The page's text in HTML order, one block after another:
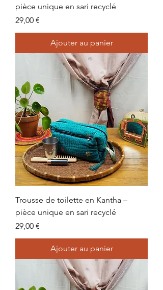
pièce unique en sari recyclé
Prix
29,00 €
Ajouter au panier
Trousse de toilette en Kantha –
pièce unique en sari recyclé
Prix
29,00 €
Ajouter au panier